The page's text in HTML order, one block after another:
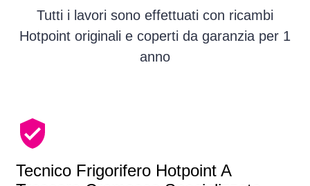
Tutti i lavori sono effettuati con ricambi
Hotpoint originali e coperti da garanzia per 1
anno
Tecnico Frigorifero Hotpoint A